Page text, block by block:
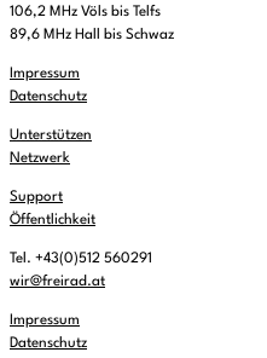
106,2 MHz Völs bis Telfs
89,6 MHz Hall bis Schwaz
Impressum
Datenschutz
Unterstützen
Netzwerk
Support
Öffentlichkeit
Tel. +43(0)512 560291
wir@freirad.at
Impressum
Datenschutz